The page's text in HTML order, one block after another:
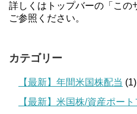
詳しくはトップバーの「この
ご参照ください。
カテゴリー
【最新】年間米国株配当 (1)
【最新】米国株/資産ポー